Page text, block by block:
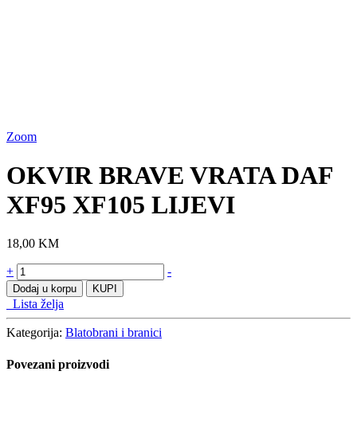
Zoom
OKVIR BRAVE VRATA DAF
XF95 XF105 LIJEVI
18,00 KM
OKVIR
BRAVE
VRATA
DAF
XF95
XF105
količine
+ -
Dodaj u korpu KUPI
Lista želja
Kategorija: Blatobrani i branici
Povezani proizvodi